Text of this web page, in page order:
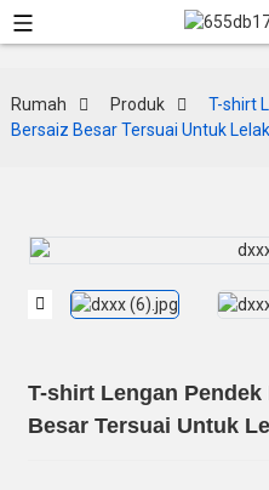
Rumah Produk
T-shirt
Bersaiz Besar Tersuai Untuk
T-shirt Lengan
Besar Tersuai Untuk